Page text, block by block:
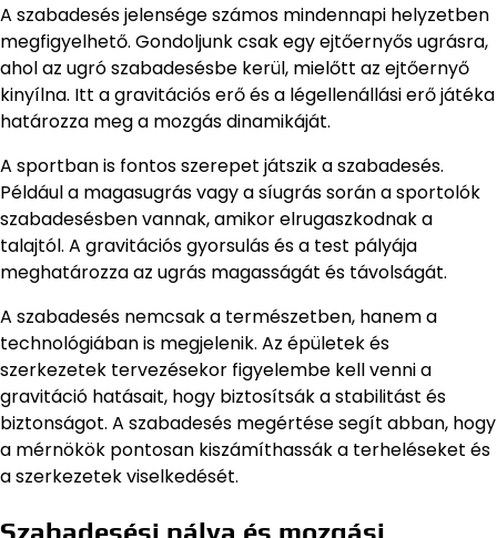
A szabadesés jelensége számos mindennapi helyzetben
megfigyelhető. Gondoljunk csak egy ejtőernyős ugrásra,
ahol az ugró szabadesésbe kerül, mielőtt az ejtőernyő
kinyílna. Itt a gravitációs erő és a légellenállási erő játéka
határozza meg a mozgás dinamikáját.
A sportban is fontos szerepet játszik a szabadesés.
Például a magasugrás vagy a síugrás során a sportolók
szabadesésben vannak, amikor elrugaszkodnak a
talajtól. A gravitációs gyorsulás és a test pályája
meghatározza az ugrás magasságát és távolságát.
A szabadesés nemcsak a természetben, hanem a
technológiában is megjelenik. Az épületek és
szerkezetek tervezésekor figyelembe kell venni a
gravitáció hatásait, hogy biztosítsák a stabilitást és
biztonságot. A szabadesés megértése segít abban, hogy
a mérnökök pontosan kiszámíthassák a terheléseket és
a szerkezetek viselkedését.
Szabadesési pálya és mozgási